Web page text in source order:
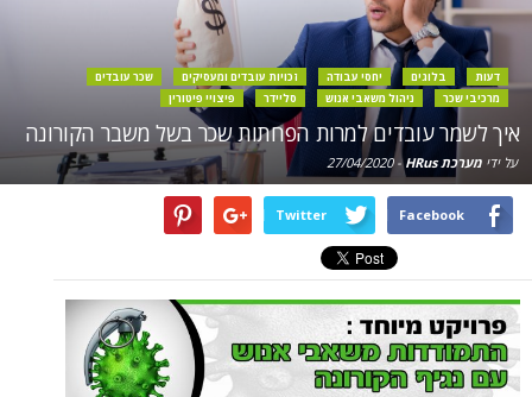
דעות בלוגים יחסי עבודה זכויות עובדים ומעסיקים
שכר עובדים
מרכיבי שכר
ניהול משאבי אנוש סליידר פיצויי פיטורין
איך לשמר עובדים למרות הפחתות שכר בשל משבר הקורונה
על ידי מערכת HRus -
27/04/2020
Facebook
Twitter